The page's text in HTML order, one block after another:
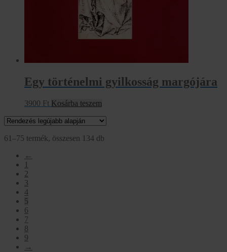
Egy történelmi gyilkosság margójára
3900 Ft Kosárba teszem
61–75 termék, összesen 134 db
←
1
2
3
4
5
6
7
8
9
→